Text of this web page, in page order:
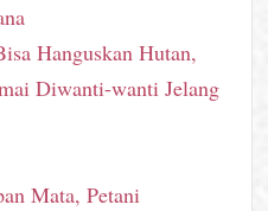
Hanguskan Hutan,
Diwanti-wanti Jelang
Mata, Petani